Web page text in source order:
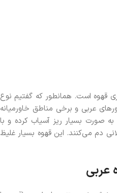
قهوه است. همانطور که گفتیم نوع
عربی و برخی مناطق خاورمیانه
صورت بسیار ریز آسیاب کرده و با
دم می‌کنند. این قهوه بسیار غلیظ
عربی